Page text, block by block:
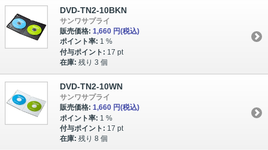
DVD-TN2-10BKN
サンワサプライ
販売価格: 1,660 円(税込)
ポイント率: 1 %
付与ポイント: 17 pt
在庫: 残り 3 個
DVD-TN2-10WN
サンワサプライ
販売価格: 1,660 円(税込)
ポイント率: 1 %
付与ポイント: 17 pt
在庫: 残り 8 個